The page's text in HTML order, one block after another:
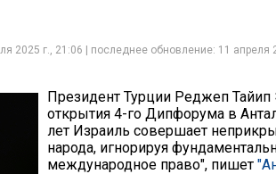
2025 г., 21:06 | последнее обновление: 11 апреля
Президент Турции Реджеп
открытия 4-го Дипфорума в
лет Израиль совершает
народа, игнорируя
международное право", пишет